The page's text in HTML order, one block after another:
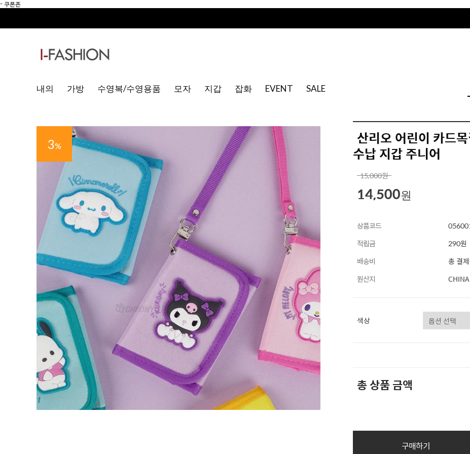
-쿠폰존
내의 가방 수영복/수영용품 모자 지갑 잡화 EVENT SALE
3%
산리오 어린이 카드
수납 지갑 주니어
15,000원
14,500원
상품코드
적립금
290원
배송비
총 결
원산지
CHINA
색상
총 상품 금액
구매하기